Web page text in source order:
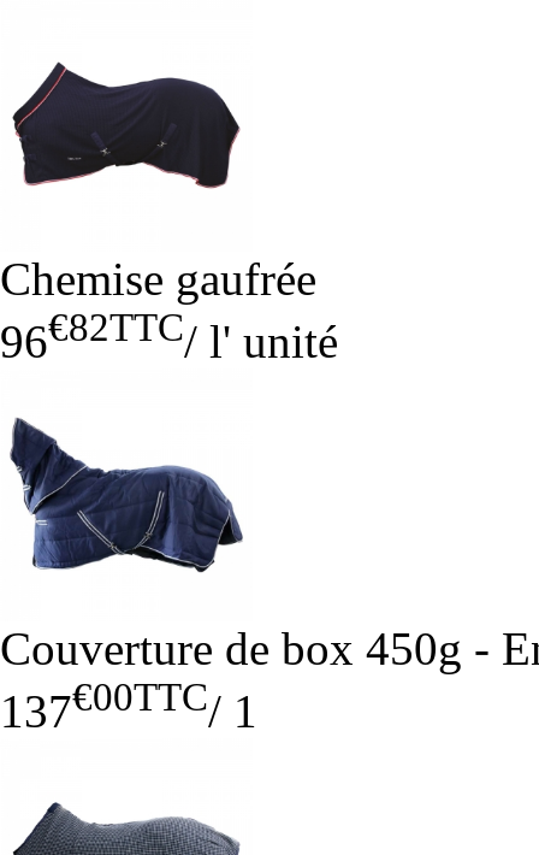
Chemise gaufrée
96€82TTC/ l' unité
Couverture de box 450g -
137€00TTC/ 1